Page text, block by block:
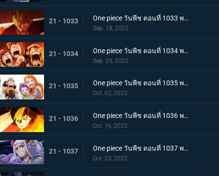
21 - 1033 One piece วันพีช ตอนที่ 1033 พากย์ไทย ชี้ขาด หมัดราชันย์เร่งความเร็วของลูฟี่
Sep. 18, 2022
21 - 1034 One piece วันพีช ตอนที่ 1034 พากย์ไทย ลูฟี่พ่ายแพ้! กลุ่มหมวกฟางตกที่นั่งลำบาก
Sep. 25, 2022
21 - 1035 One piece วันพีช ตอนที่ 1035 พากย์ไทย ร้อยอสูรเหยียบย่ำ สิ้นสมัยตระกูลโคสึกิ
Oct. 02, 2022
21 - 1036 One piece วันพีช ตอนที่ 1036 พากย์ไทย ต่อต้านคืนมืดมิด โชกุนใหญ่แคว้นวะกู่ก้อง
Oct. 16, 2022
21 - 1037 One piece วันพีช ตอนที่ 1037 พากย์ไทย เชื่อในลูฟี่สิ! พันธมิตรเปิดฉากโต้กลับ
Oct. 23, 2022